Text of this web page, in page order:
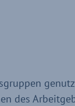
des